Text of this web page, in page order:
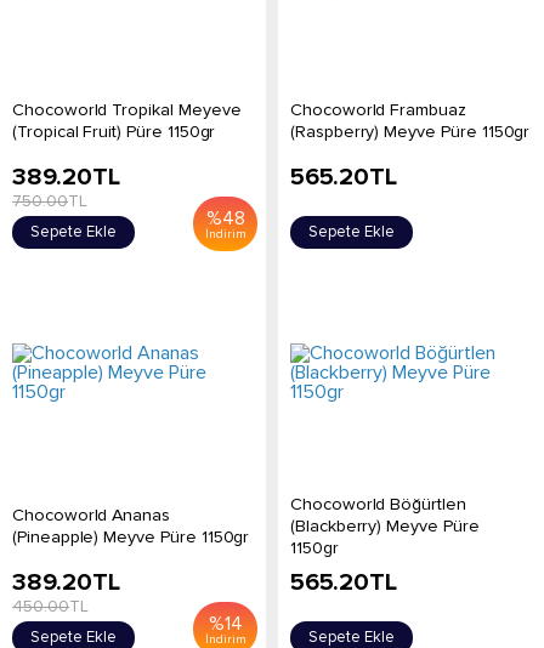
Chocoworld Tropikal Meyeve
(Tropical Fruit) Püre 1150gr
%48
İndirim
389.20TL
750.00TL
Sepete Ekle
Chocoworld Frambuaz
(Raspberry) Meyve Püre 1150gr
565.20TL
Sepete Ekle
Chocoworld Ananas
(Pineapple) Meyve Püre 1150gr
%14
İndirim
389.20TL
450.00TL
Sepete Ekle
Chocoworld Böğürtlen
(Blackberry) Meyve Püre
1150gr
565.20TL
Sepete Ekle